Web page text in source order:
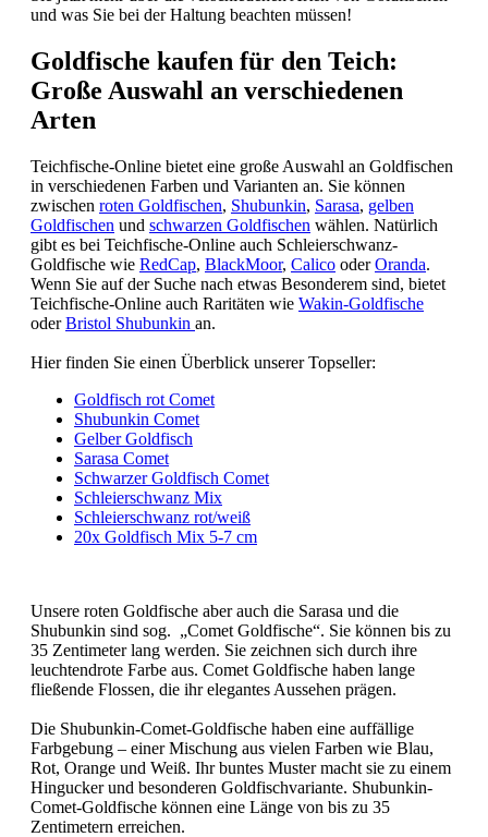
und was Sie bei der Haltung beachten müssen!
Goldfische kaufen für den Teich:
Große Auswahl an verschiedenen
Arten
Teichfische-Online bietet eine große Auswahl an Goldfischen
in verschiedenen Farben und Varianten an. Sie können
zwischen roten Goldfischen, Shubunkin, Sarasa, gelben
Goldfischen und schwarzen Goldfischen wählen. Natürlich
gibt es bei Teichfische-Online auch Schleierschwanz-
Goldfische wie RedCap, BlackMoor, Calico oderOranda.
Wenn Sie auf der Suche nach etwas Besonderem sind, bietet
Teichfische-Online auch Raritäten wie Wakin-Goldfische
oderBristol Shubunkin an.
Hier finden Sie einen Überblick unserer Topseller:
Goldfisch rot Comet
Shubunkin Comet
Gelber Goldfisch
Sarasa Comet
Schwarzer Goldfisch Comet
Schleierschwanz Mix
Schleierschwanz rot/weiß
20x Goldfisch Mix 5-7 cm
Unsere roten Goldfische aber auch die Sarasa und die
Shubunkin sind sog. „Comet Goldfische“. Sie können bis zu
35 Zentimeter lang werden. Sie zeichnen sich durch ihre
leuchtendrote Farbe aus. Comet Goldfische haben lange
fließende Flossen, die ihr elegantes Aussehen prägen.
Die Shubunkin-Comet-Goldfische haben eine auffällige
Farbgebung – einer Mischung aus vielen Farben wie Blau,
Rot, Orange und Weiß. Ihr buntes Muster macht sie zu einem
Hingucker und besonderen Goldfischvariante. Shubunkin-
Comet-Goldfische können eine Länge von bis zu 35
Zentimetern erreichen.